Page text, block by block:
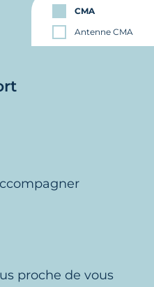
CMA
Antenne CMA
proche de vous